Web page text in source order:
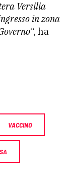
Versilia
in zona
“, ha
VACCINO